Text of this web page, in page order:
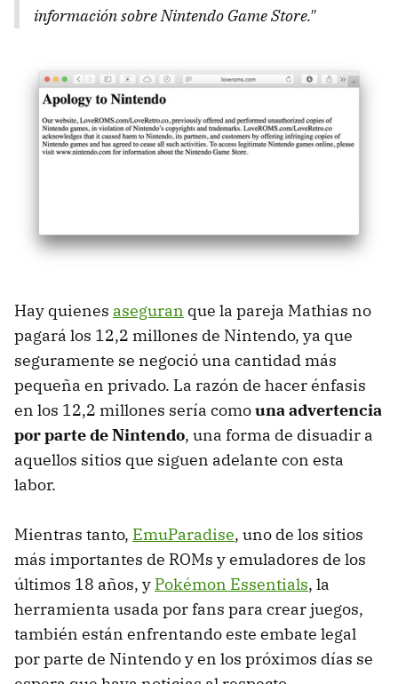
información sobre Nintendo Game Store."
Hay quienes aseguran que la pareja Mathias no
pagará los 12,2 millones de Nintendo, ya que
seguramente se negoció una cantidad más
pequeña en privado. La razón de hacer énfasis
en los 12,2 millones sería comouna advertencia
por parte de Nintendo, una forma de disuadir a
aquellos sitios que siguen adelante con esta
labor.
Mientras tanto, EmuParadise, uno de los sitios
más importantes de ROMs y emuladores de los
últimos 18 años, y Pokémon Essentials, la
herramienta usada por fans para crear juegos,
también están enfrentando este embate legal
por parte de Nintendo y en los próximos días se